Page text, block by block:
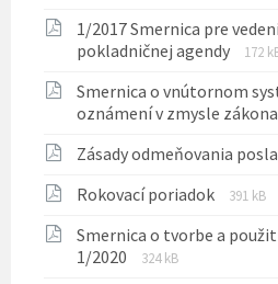
pdf
1/2017 Smernica pre
pokladničnej agendy
pdf
172
Smernica o vnútornom
oznámení v zmysle zákona
Zásady odmeňovania
Rokovací poriadok
Prípona
pdf
Veľkosť
391 kB
Smernica o tvorbe a
1/2020
Prípona
Veľkosť
324 kB